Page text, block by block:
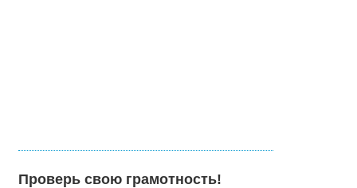
Проверь свою грамотность!